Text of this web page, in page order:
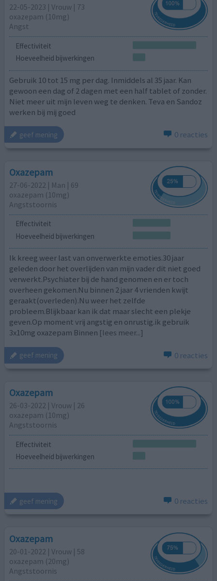
22-05-2023 | Vrouw | 73
oxazepam (10mg)
Angst
Effectiviteit
Hoeveelheid bijwerkingen
Gebruik 10 tot 15 mg per dag. Inmiddels al 35 jaar. Kan
gewoon een dag of 2 dagen met een half tablet of zonder.
Niet meer uit mijn leven weg te denken. Teva en Sandoz
werken bij mij goed
geef mening 0 reacties
Oxazepam
27-06-2022 | Man | 69
oxazepam (10mg)
Angststoornis
Effectiviteit
Hoeveelheid bijwerkingen
Ik kreeg weer last van onverwerkte emoties.30 jaar
geleden door het overlijden van mijn vader dit niet goed
verwerkt.Psychiater bij de hand genomen en er toch
overheen gekomen.Nu binnen 2 jaar 4 vrienden kwijt
geraakt(overleden).Nu weer het zelfde
probleem.Blijkbaar kan ik dat maar slecht een plekje
geven.Op moment vrij angstig en onrustig.ik gebruik
3x10mg oxazepam Binnen [lees meer...]
geef mening 0 reacties
Oxazepam
26-03-2022 | Vrouw | 26
oxazepam (10mg)
Angststoornis
Effectiviteit
Hoeveelheid bijwerkingen
geef mening 0 reacties
Oxazepam
20-01-2022 | Vrouw | 58
oxazepam (20mg)
Angststoornis